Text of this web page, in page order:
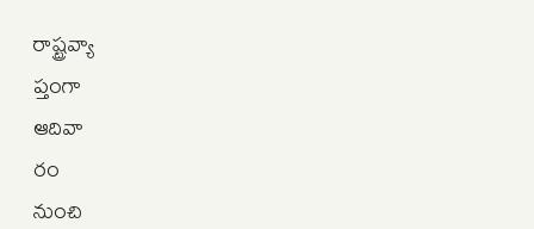
రాష్ట్రవ్యా
ప్తంగా
ఆదివా
రం
నుంచి